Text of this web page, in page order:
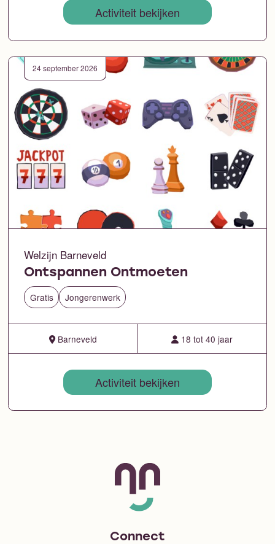
Activiteit bekijken
24 september 2026
Welzijn Barneveld
Ontspannen Ontmoeten
Gratis Jongerenwerk
Barneveld 18 tot 40 jaar
Activiteit bekijken
Connect